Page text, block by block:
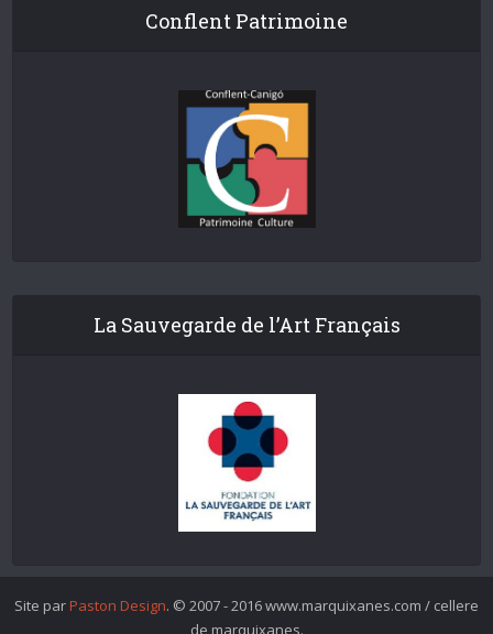
Conflent Patrimoine
La Sauvegarde de l’Art Français
Site par Paston Design. © 2007 - 2016 www.marquixanes.com / cellere
de marquixanes.